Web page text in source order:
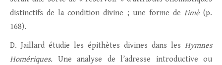
distinctifs de la condition divine ; une forme de timè(p.
168).
D. Jaillard étudie les épithètes divines dans les Hymnes
Homériques. Une analyse de l’adresse introductive ou